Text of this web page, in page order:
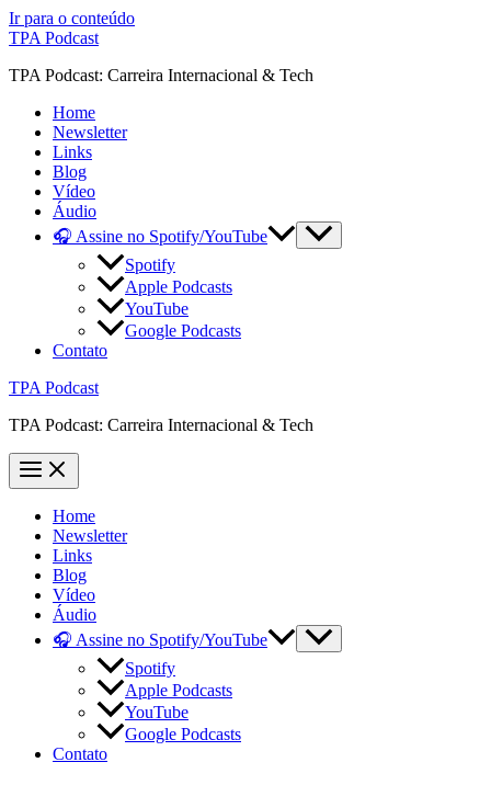
Ir para o conteúdo
TPA Podcast
TPA Podcast: Carreira Internacional & Tech
Home
Newsletter
Links
Blog
Vídeo
Áudio
🎧 Assine no Spotify/YouTube
Spotify
Apple Podcasts
YouTube
Google Podcasts
Contato
TPA Podcast
TPA Podcast: Carreira Internacional & Tech
Home
Newsletter
Links
Blog
Vídeo
Áudio
🎧 Assine no Spotify/YouTube
Spotify
Apple Podcasts
YouTube
Google Podcasts
Contato